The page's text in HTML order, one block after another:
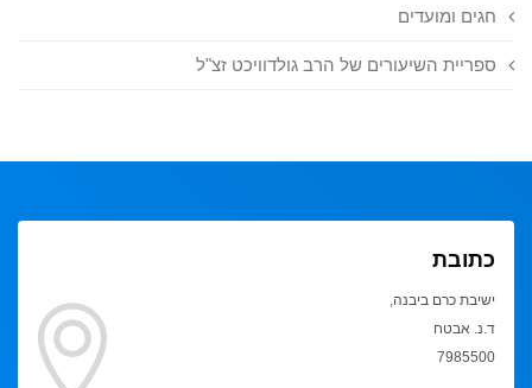
חגים ומועדים
ספריית השיעורים של הרב גולדוויכט זצ"ל
כתובת
ישיבת כרם ביבנה,
ד.נ. אבטח
7985500